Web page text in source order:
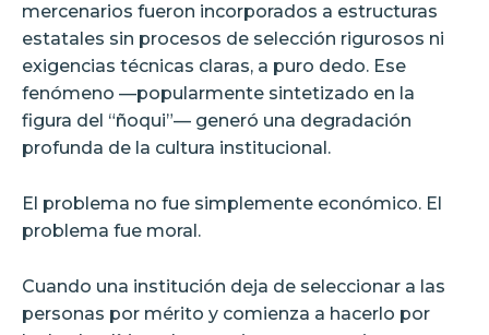
mercenarios fueron incorporados a estructuras
estatales sin procesos de selección rigurosos ni
exigencias técnicas claras, a puro dedo. Ese
fenómeno —popularmente sintetizado en la
figura del “ñoqui”— generó una degradación
profunda de la cultura institucional.
El problema no fue simplemente económico. El
problema fue moral.
Cuando una institución deja de seleccionar a las
personas por mérito y comienza a hacerlo por